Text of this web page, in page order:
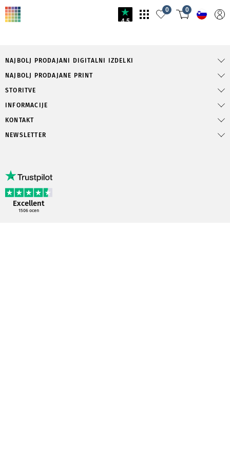
4.5
0 0
NAJBOLJ PRODAJANI DIGITALNI IZDELKI
NAJBOLJ PRODAJANE PRINT
STORITVE
INFORMACIJE
KONTAKT
Excellent
1506 ocen
NEWSLETTER